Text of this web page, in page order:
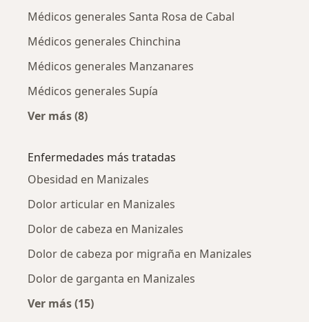
Médicos generales Santa Rosa de Cabal
Médicos generales Chinchina
Médicos generales Manzanares
Médicos generales Supía
Ver más (8)
Enfermedades más tratadas
Obesidad en Manizales
Dolor articular en Manizales
Dolor de cabeza en Manizales
Dolor de cabeza por migraña en Manizales
Dolor de garganta en Manizales
Ver más (15)